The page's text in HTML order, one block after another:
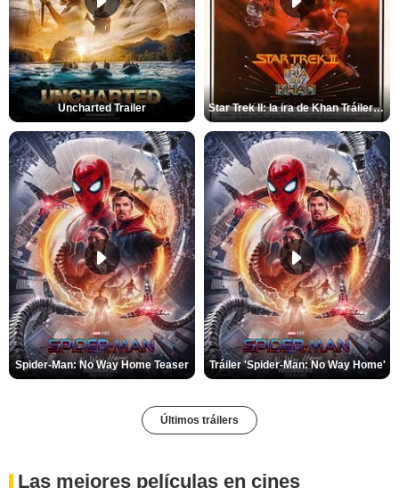
Uncharted Trailer Star Trek II: la ira de Khan Tráiler VO
Spider-Man: No Way Home Teaser Tráiler 'Spider-Man: No Way Home'
Últimos tráilers
Las mejores películas en cines